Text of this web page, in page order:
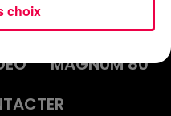
PODCASTS
MAGNUM 80
choix